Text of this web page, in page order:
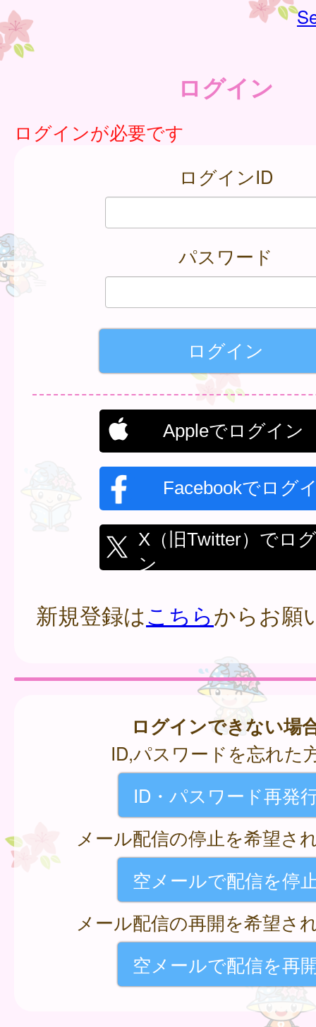
ログイン
ログインが必要です
ログインID
パスワード
Appleでログイン
Facebookでログ
X（旧Twitter）でロ
ン
新規登録はこちらからお願
ログインできない場
ID,パスワードを忘れた
ID・パスワード再発
メール配信の停止を希望さ
空メールで配信を停
メール配信の再開を希望さ
空メールで配信を再